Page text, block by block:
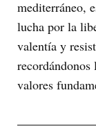
mediterráneo,
lucha por la
valentía y
recordándonos
valores